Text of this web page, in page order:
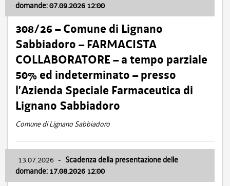
domande: 07.09.2026 12:00
308/26 – Comune di Lignano
Sabbiadoro – FARMACISTA
COLLABORATORE – a tempo parziale
50% ed indeterminato – presso
l’Azienda Speciale Farmaceutica di
Lignano Sabbiadoro
Comune di Lignano Sabbiadoro
13.07.2026 - Scadenza della presentazione delle
domande: 17.08.2026 12:00